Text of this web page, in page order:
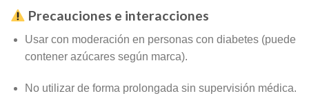
Precauciones e interacciones
Usar con moderación en personas con diabetes (puede
contener azúcares según marca).
No utilizar de forma prolongada sin supervisión médica.